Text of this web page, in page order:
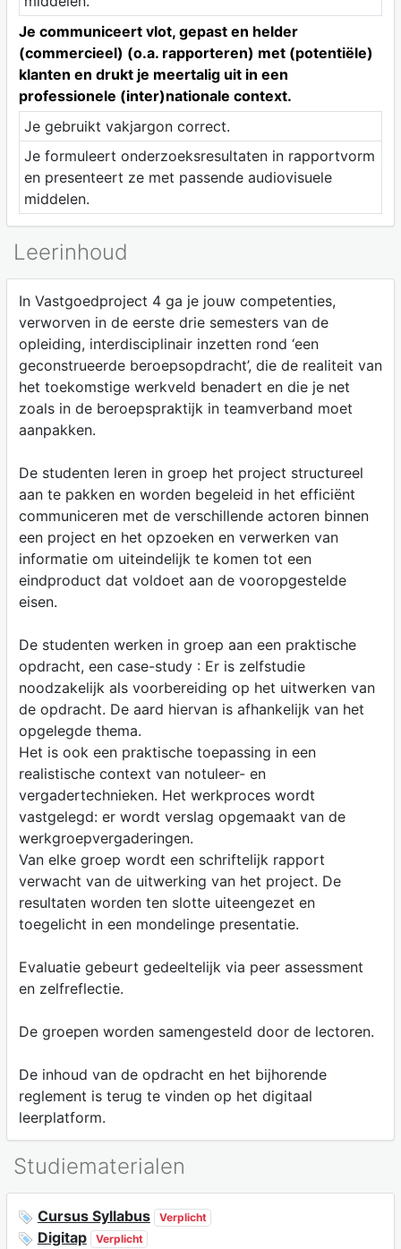
Je communiceert vlot, gepast en helder
(commercieel) (o.a. rapporteren) met (potentiële)
klanten en drukt je meertalig uit in een
professionele (inter)nationale context.
Je gebruikt vakjargon correct.
Je formuleert onderzoeksresultaten in rapportvorm
en presenteert ze met passende audiovisuele
middelen.
Leerinhoud
In Vastgoedproject 4 ga je jouw competenties,
verworven in de eerste drie semesters van de
opleiding, interdisciplinair inzetten rond ‘een
geconstrueerde beroepsopdracht’, die de realiteit van
het toekomstige werkveld benadert en die je net
zoals in de beroepspraktijk in teamverband moet
aanpakken.
De studenten leren in groep het project structureel
aan te pakken en worden begeleid in het efficiënt
communiceren met de verschillende actoren binnen
een project en het opzoeken en verwerken van
informatie om uiteindelijk te komen tot een
eindproduct dat voldoet aan de vooropgestelde
eisen.
De studenten werken in groep aan een praktische
opdracht, een case-study : Er is zelfstudie
noodzakelijk als voorbereiding op het uitwerken van
de opdracht. De aard hiervan is afhankelijk van het
opgelegde thema.
Het is ook een praktische toepassing in een
realistische context van notuleer- en
vergadertechnieken. Het werkproces wordt
vastgelegd: er wordt verslag opgemaakt van de
werkgroepvergaderingen.
Van elke groep wordt een schriftelijk rapport
verwacht van de uitwerking van het project. De
resultaten worden ten slotte uiteengezet en
toegelicht in een mondelinge presentatie.
Evaluatie gebeurt gedeeltelijk via peer assessment
en zelfreflectie.
De groepen worden samengesteld door de lectoren.
De inhoud van de opdracht en het bijhorende
reglement is terug te vinden op het digitaal
leerplatform.
Studiematerialen
Cursus Syllabus Verplicht
Digitap Verplicht